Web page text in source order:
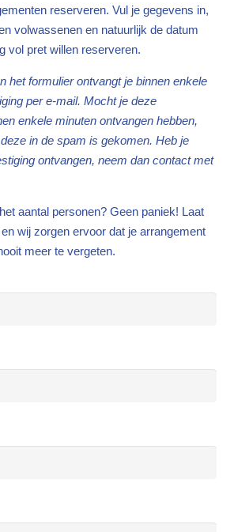
reserveren. Vul je gegevens in,
volwassenen en natuurlijk de datum
vol pret willen reserveren.
het formulier ontvangt je binnen enkele
per e-mail. Mocht je deze
enkele minuten ontvangen hebben,
in de spam is gekomen. Heb je
ontvangen, neem dan contact met
aantal personen? Geen paniek! Laat
wij zorgen ervoor dat je arrangement
meer te vergeten.